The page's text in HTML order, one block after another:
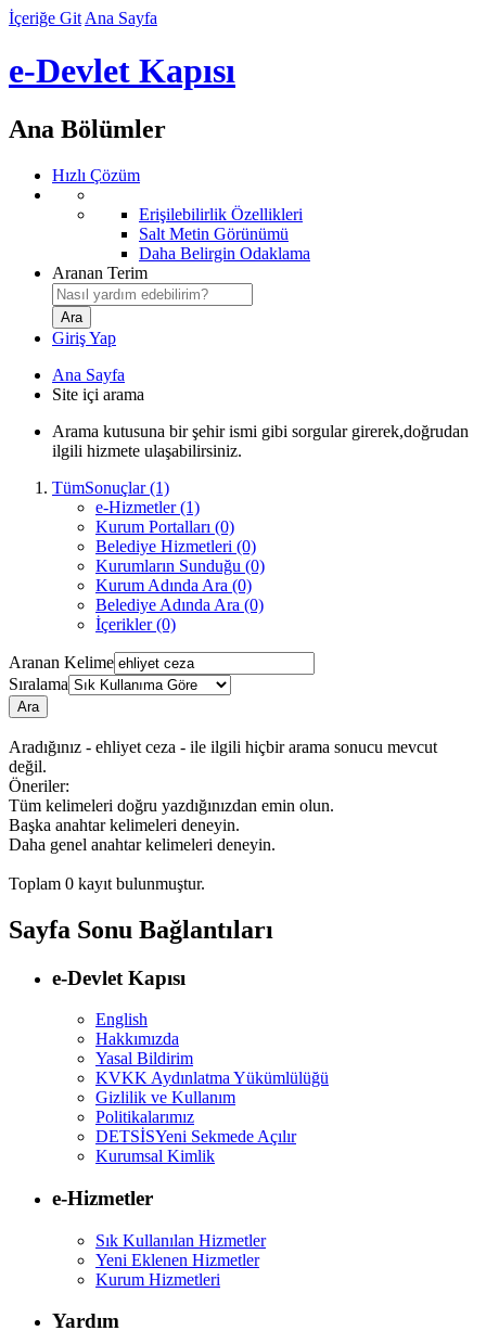
İçeriğe Git Ana Sayfa
e-Devlet Kapısı
Ana Bölümler
Hızlı Çözüm
Erişilebilirlik Özellikleri
Salt Metin Görünümü
Daha Belirgin Odaklama
Aranan Terim
Giriş Yap
Ana Sayfa
Site içi arama
Arama kutusuna bir şehir ismi gibi sorgular girerek,doğrudan
ilgili hizmete ulaşabilirsiniz.
TümSonuçlar (1)
e-Hizmetler (1)
Kurum Portalları (0)
Belediye Hizmetleri (0)
Kurumların Sunduğu (0)
Kurum Adında Ara (0)
Belediye Adında Ara (0)
İçerikler (0)
Aranan Kelime
Sıralama
Ara
Aradığınız - ehliyet ceza - ile ilgili hiçbir arama sonucu mevcut
değil.
Öneriler:
Tüm kelimeleri doğru yazdığınızdan emin olun.
Başka anahtar kelimeleri deneyin.
Daha genel anahtar kelimeleri deneyin.
Toplam 0 kayıt bulunmuştur.
Sayfa Sonu Bağlantıları
e-Devlet Kapısı
English
Hakkımızda
Yasal Bildirim
KVKK Aydınlatma Yükümlülüğü
Gizlilik ve Kullanım
Politikalarımız
DETSİSYeni Sekmede Açılır
Kurumsal Kimlik
e-Hizmetler
Sık Kullanılan Hizmetler
Yeni Eklenen Hizmetler
Kurum Hizmetleri
Yardım